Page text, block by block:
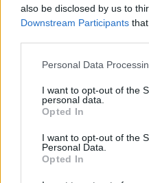
also be disclosed by us to
Downstream Participants
Please note that this
not limited to your visit or
grant or deny consent to
use your data for below
consent section.
Personal Data
I want to opt-out of the
personal data.
Opted In
I want to opt-out of the
Personal Data.
Opted In
Ο Κίναν Έβανς μετράει
και μιλάει στο Eurohoops
Ολυμπιακό...
Ο Λορέντζο Μπράουν και η
Και τον έφερε στα χέρια